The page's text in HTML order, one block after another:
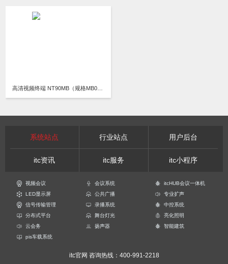
高清视频终端 NT90MB（规格MB02/MB02M4/MB02M8）
系统站点 行业站点 用户后台
itc资讯 itc服务 itc小程序
视频会议 会议系统
itcHUB会议一体机
LED显示屏
公共广播
专业扩声
信号传输管理
录播系统
中控系统
分布式平台
舞台灯光
亮化照明
云会务
扬声器
智能建筑
pis车载系统
itc官网 咨询热线：400-991-2218